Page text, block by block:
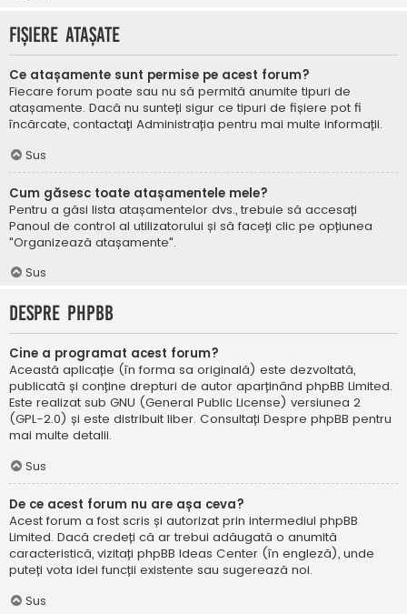
Fișiere atașate
Ce atașamente sunt permise pe acest forum?
Fiecare forum poate sau nu să permită anumite tipuri de
atașamente. Dacă nu sunteți sigur ce tipuri de fișiere pot fi
încărcate, contactați Administrația pentru mai multe informații.
Sus
Cum găsesc toate atașamentele mele?
Pentru a găsi lista atașamentelor dvs., trebuie să accesați
Panoul de control al utilizatorului și să faceți clic pe opțiunea
"Organizează atașamente".
Sus
Despre phpBB
Cine a programat acest forum?
Această aplicație (în forma sa originală) este dezvoltată,
publicată și conține drepturi de autor aparținând phpBB Limited.
Este realizat sub GNU (General Public License) versiunea 2
(GPL-2.0) și este distribuit liber. Consultați Despre phpBB pentru
mai multe detalii.
Sus
De ce acest forum nu are așa ceva?
Acest forum a fost scris și autorizat prin intermediul phpBB
Limited. Dacă credeți că ar trebui adăugată o anumită
caracteristică, vizitați phpBB Ideas Center (în engleză), unde
puteți vota idei funcții existente sau sugerează noi.
Sus